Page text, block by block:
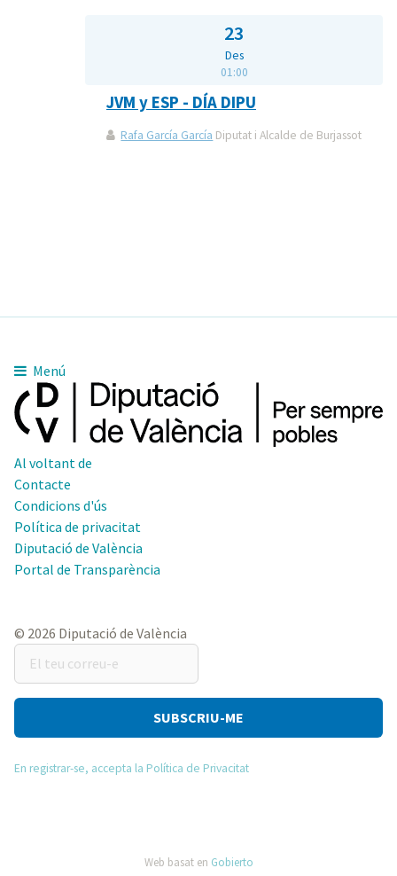
23
Des
01:00
JVM y ESP - DÍA DIPU
Rafa García García Diputat i Alcalde de Burjassot
Menú
Al voltant de
Contacte
Condicions d'ús
Política de privacitat
Diputació de València
Portal de Transparència
© 2026 Diputació de València
El
teu
correu-
En registrar-se, accepta la Política de Privacitat
Web basat en Gobierto